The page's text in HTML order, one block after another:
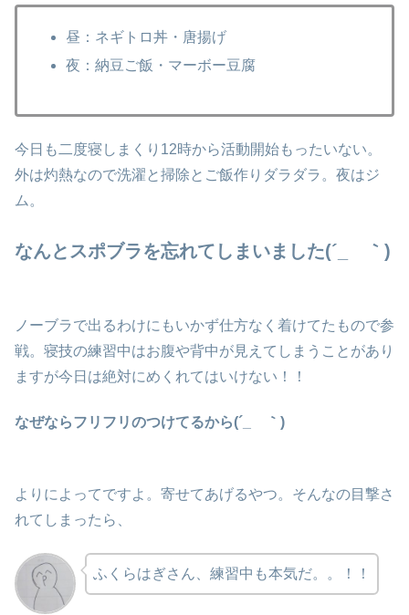
昼：ネギトロ丼・唐揚げ
夜：納豆ご飯・マーボー豆腐
今日も二度寝しまくり12時から活動開始もったいない。
外は灼熱なので洗濯と掃除とご飯作りダラダラ。夜はジ
ム。
なんとスポブラを忘れてしまいました(´_ゝ｀)
ノーブラで出るわけにもいかず仕方なく着けてたもので参
戦。寝技の練習中はお腹や背中が見えてしまうことがあり
ますが今日は絶対にめくれてはいけない！！
なぜならフリフリのつけてるから(´_ゝ｀)
よりによってですよ。寄せてあげるやつ。そんなの目撃さ
れてしまったら、
ふくらはぎさん、練習中も本気だ。。！！